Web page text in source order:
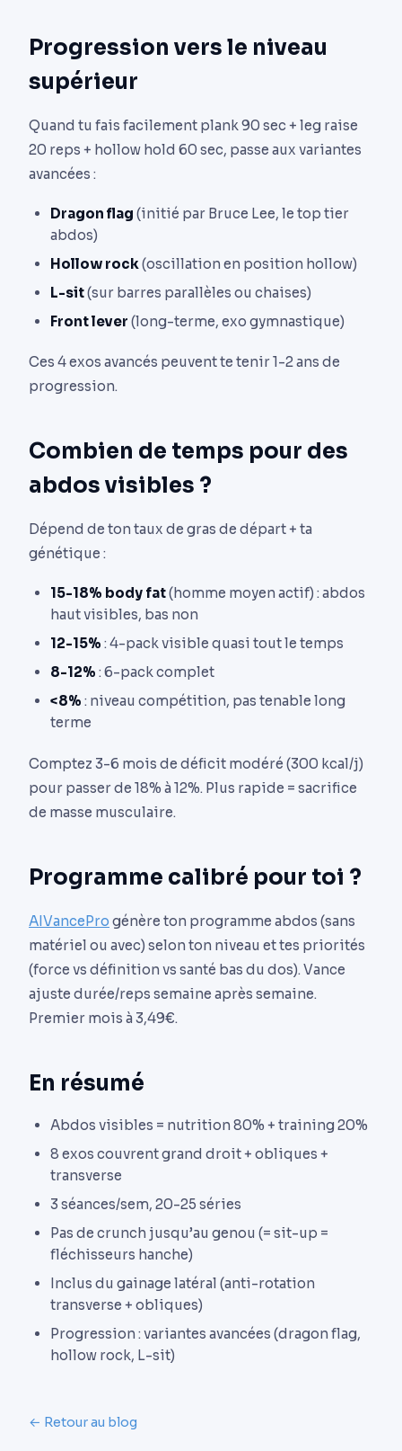
Progression vers le niveau
supérieur
Quand tu fais facilement plank 90 sec + leg raise
20 reps + hollow hold 60 sec, passe aux variantes
avancées :
Dragon flag (initié par Bruce Lee, le top tier
abdos)
Hollow rock(oscillation en position hollow)
L-sit(sur barres parallèles ou chaises)
Front lever (long-terme, exo gymnastique)
Ces 4 exos avancés peuvent te tenir 1-2 ans de
progression.
Combien de temps pour des
abdos visibles ?
Dépend de ton taux de gras de départ + ta
génétique :
15-18% body fat(homme moyen actif) : abdos
haut visibles, bas non
12-15% : 4-pack visible quasi tout le temps
8-12% : 6-pack complet
<8% : niveau compétition, pas tenable long
terme
Comptez 3-6 mois de déficit modéré (300 kcal/j)
pour passer de 18% à 12%. Plus rapide = sacrifice
de masse musculaire.
Programme calibré pour toi ?
AIVancePro génère ton programme abdos (sans
matériel ou avec) selon ton niveau et tes priorités
(force vs définition vs santé bas du dos). Vance
ajuste durée/reps semaine après semaine.
Premier mois à 3,49€.
En résumé
Abdos visibles = nutrition 80% + training 20%
8 exos couvrent grand droit + obliques +
transverse
3 séances/sem, 20-25 séries
Pas de crunch jusqu’au genou (= sit-up =
fléchisseurs hanche)
Inclus du gainage latéral (anti-rotation
transverse + obliques)
Progression : variantes avancées (dragon flag,
hollow rock, L-sit)
← Retour au blog